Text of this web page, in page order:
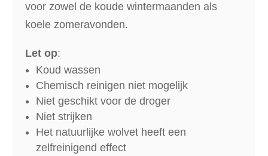
voor zowel de koude wintermaanden als
koele zomeravonden.
Let op:
Koud wassen
Chemisch reinigen niet mogelijk
Niet geschikt voor de droger
Niet strijken
Het natuurlijke wolvet heeft een
zelfreinigend effect